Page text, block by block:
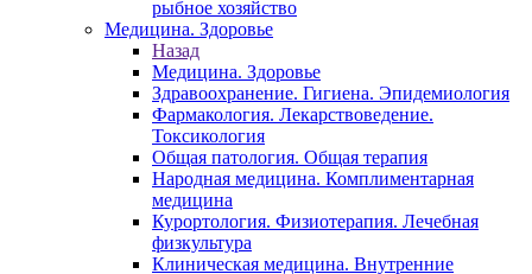
рыбное хозяйство
Медицина. Здоровье
Назад
Медицина. Здоровье
Здравоохранение. Гигиена. Эпидемиология
Фармакология. Лекарствоведение.
Токсикология
Общая патология. Общая терапия
Народная медицина. Комплиментарная
медицина
Курортология. Физиотерапия. Лечебная
физкультура
Клиническая медицина. Внутренние